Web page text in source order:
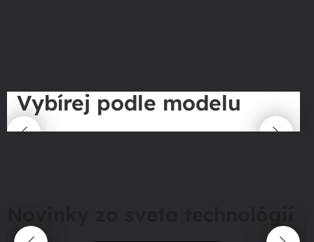
Vybírej podle modelu